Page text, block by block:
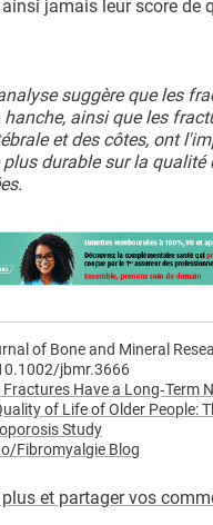
jamais leur score de
suggère que les
ainsi que les
et des côtes, ont
durable sur la qualité
of Bone and Mineral
jbmr.3666
Have a Long‐Term
of Life of Older People:
Study
Fibromyalgie Blog
et partager vos